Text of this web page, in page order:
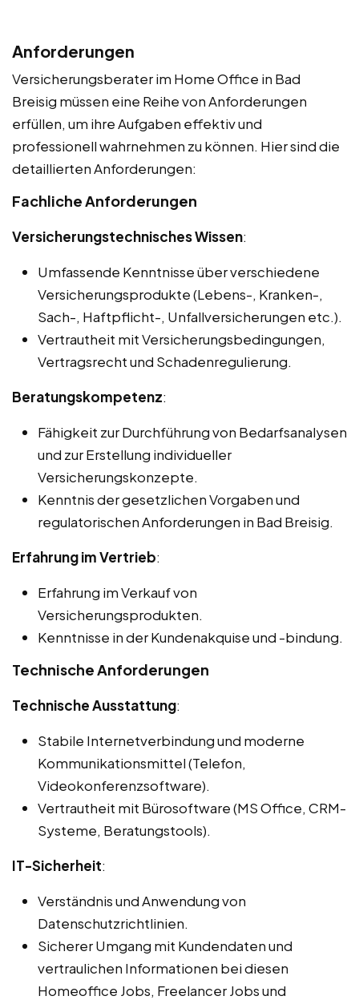
Anforderungen
Versicherungsberater im Home Office in Bad
Breisig müssen eine Reihe von Anforderungen
erfüllen, um ihre Aufgaben effektiv und
professionell wahrnehmen zu können. Hier sind die
detaillierten Anforderungen:
Fachliche Anforderungen
Versicherungstechnisches Wissen:
Umfassende Kenntnisse über verschiedene
Versicherungsprodukte (Lebens-, Kranken-,
Sach-, Haftpflicht-, Unfallversicherungen etc.).
Vertrautheit mit Versicherungsbedingungen,
Vertragsrecht und Schadenregulierung.
Beratungskompetenz:
Fähigkeit zur Durchführung von Bedarfsanalysen
und zur Erstellung individueller
Versicherungskonzepte.
Kenntnis der gesetzlichen Vorgaben und
regulatorischen Anforderungen in Bad Breisig.
Erfahrung im Vertrieb:
Erfahrung im Verkauf von
Versicherungsprodukten.
Kenntnisse in der Kundenakquise und -bindung.
Technische Anforderungen
Technische Ausstattung:
Stabile Internetverbindung und moderne
Kommunikationsmittel (Telefon,
Videokonferenzsoftware).
Vertrautheit mit Bürosoftware (MS Office, CRM-
Systeme, Beratungstools).
IT-Sicherheit:
Verständnis und Anwendung von
Datenschutzrichtlinien.
Sicherer Umgang mit Kundendaten und
vertraulichen Informationen bei diesen
Homeoffice Jobs, Freelancer Jobs und